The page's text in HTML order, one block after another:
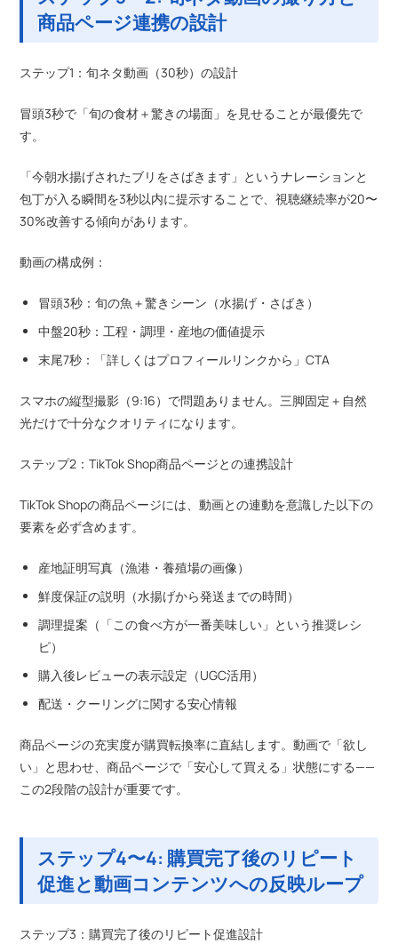
商品ページ連携の設計
ステップ1：旬ネタ動画（30秒）の設計
冒頭3秒で「旬の食材＋驚きの場面」を見せることが最優先で
す。
「今朝水揚げされたブリをさばきます」というナレーションと
包丁が入る瞬間を3秒以内に提示することで、視聴継続率が20〜
30%改善する傾向があります。
動画の構成例：
冒頭3秒：旬の魚＋驚きシーン（水揚げ・さばき）
中盤20秒：工程・調理・産地の価値提示
末尾7秒：「詳しくはプロフィールリンクから」CTA
スマホの縦型撮影（9:16）で問題ありません。三脚固定＋自然
光だけで十分なクオリティになります。
ステップ2：TikTok Shop商品ページとの連携設計
TikTok Shopの商品ページには、動画との連動を意識した以下の
要素を必ず含めます。
産地証明写真（漁港・養殖場の画像）
鮮度保証の説明（水揚げから発送までの時間）
調理提案（「この食べ方が一番美味しい」という推奨レシ
ピ）
購入後レビューの表示設定（UGC活用）
配送・クーリングに関する安心情報
商品ページの充実度が購買転換率に直結します。動画で「欲し
い」と思わせ、商品ページで「安心して買える」状態にする——
この2段階の設計が重要です。
ステップ4〜4: 購買完了後のリピート
促進と動画コンテンツへの反映ループ
ステップ3：購買完了後のリピート促進設計